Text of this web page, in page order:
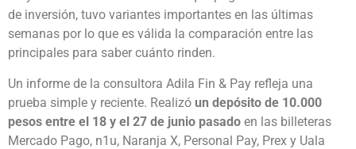
de inversión, tuvo variantes importantes en las últimas
semanas por lo que es válida la comparación entre las
principales para saber cuánto rinden.
Un informe de la consultora Adila Fin & Pay refleja una
prueba simple y reciente. Realizó un depósito de 10.000
pesos entre el 18 y el 27 de junio pasado en las billeteras
Mercado Pago, n1u, Naranja X, Personal Pay, Prex y Uala